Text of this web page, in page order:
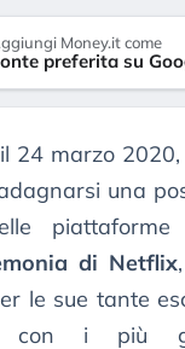
Money.it come
preferita su
24 marzo 2020,
una
piattaforme
di Netflix
le sue tante
con i più